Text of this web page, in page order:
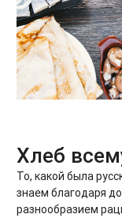
Хлеб
То, какой была
знаем благодаря
разнообразием